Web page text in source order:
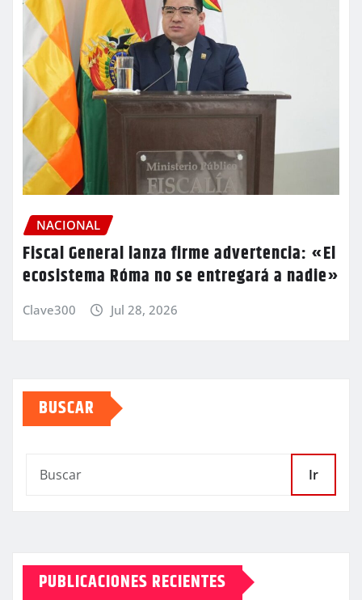
NACIONAL
Fiscal General lanza firme advertencia: «El
ecosistema Róma no se entregará a nadie»
Clave300 Jul 28, 2026
BUSCAR
Ir
PUBLICACIONES RECIENTES